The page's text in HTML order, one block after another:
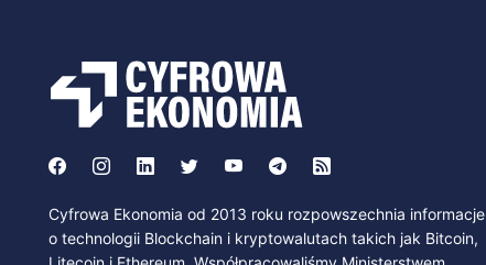
Cyfrowa Ekonomia od 2013 roku rozpowszechnia informacje
o technologii Blockchain i kryptowalutach takich jak Bitcoin,